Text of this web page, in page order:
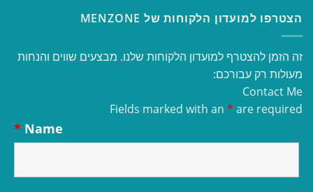
הצטרפו למועדון הלקוחות של MENZONE
זה הזמן להצטרף למועדון הלקוחות שלנו. מבצעים שווים והנחות
מעולות רק עבורכם:
Contact Me
Fields marked with an * are required
Name
*